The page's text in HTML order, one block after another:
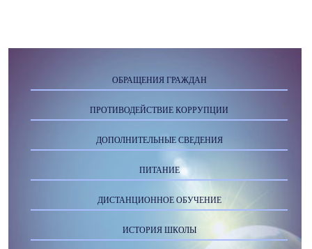
ОБРАЩЕНИЯ ГРАЖДАН
ПРОТИВОДЕЙСТВИЕ КОРРУПЦИИ
ДОПОЛНИТЕЛЬНЫЕ СВЕДЕНИЯ
ПИТАНИЕ
ДИСТАНЦИОННОЕ ОБУЧЕНИЕ
ИСТОРИЯ ШКОЛЫ